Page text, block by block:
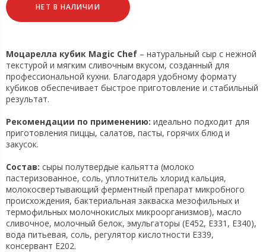
НЕТ В НАЛИЧИИ
Моцарелла кубик Magic Chef – натуральный сыр с нежной
текстурой и мягким сливочным вкусом, созданный для
профессиональной кухни. Благодаря удобному формату
кубиков обеспечивает быстрое приготовление и стабильный
результат.
Рекомендации по применению: идеально подходит для
приготовления пиццы, салатов, пасты, горячих блюд и
закусок.
Состав: сыры полутвердые кальятта (молоко
пастеризованное, соль, уплотнитель хлорид кальция,
молокосвертывающий ферментный препарат микробного
происхождения, бактериальная закваска мезофильных и
термофильных молочнокислых микроорганизмов), масло
сливочное, молочный белок, эмульгаторы (Е452, Е331, Е340),
вода питьевая, соль, регулятор кислотности Е339,
консервант Е202.